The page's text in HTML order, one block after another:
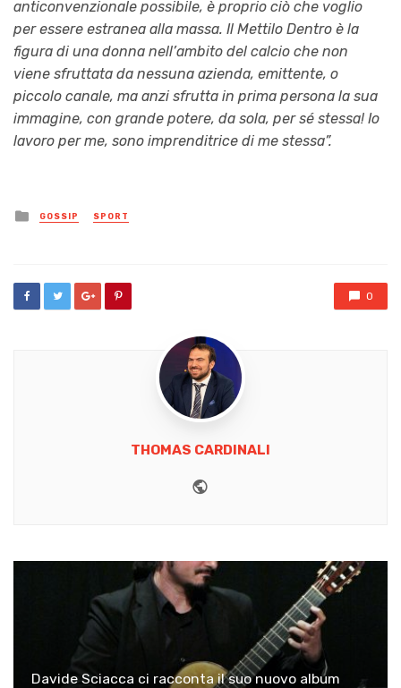
anticonvenzionale possibile, è proprio ciò che voglio
per essere estranea alla massa. Il Mettilo Dentro è la
figura di una donna nell’ambito del calcio che non
viene sfruttata da nessuna azienda, emittente, o
piccolo canale, ma anzi sfrutta in prima persona la sua
immagine, con grande potere, da sola, per sé stessa! Io
lavoro per me, sono imprenditrice di me stessa”.
Posted
in
GOSSIP SPORT
0
THOMAS CARDINALI
Davide Sciacca ci racconta il suo nuovo album